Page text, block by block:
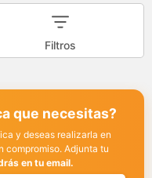
Filtros
que necesitas?
y deseas realizarla en
compromiso. Adjunta tu
en tu email.